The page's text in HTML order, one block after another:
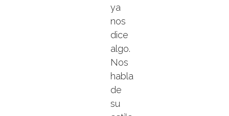
ya
nos
dice
algo.
Nos
habla
de
su